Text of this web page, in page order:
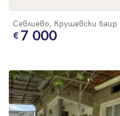
Севлиево, Крушевски баир
7 000